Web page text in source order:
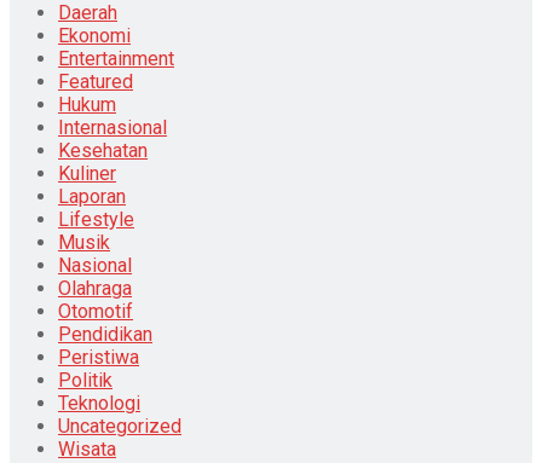
Daerah
Ekonomi
Entertainment
Featured
Hukum
Internasional
Kesehatan
Kuliner
Laporan
Lifestyle
Musik
Nasional
Olahraga
Otomotif
Pendidikan
Peristiwa
Politik
Teknologi
Uncategorized
Wisata